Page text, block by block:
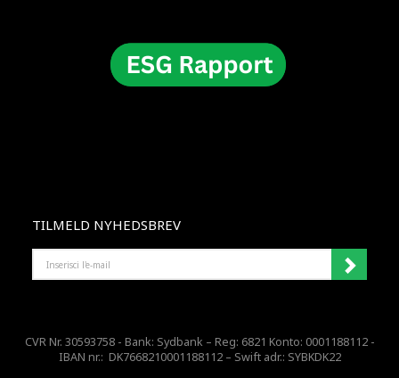
TILMELD NYHEDSBREV
MAIL
CVR Nr. 30593758 - Bank: Sydbank – Reg: 6821 Konto: 0001188112 -
IBAN nr.: DK7668210001188112 – Swift adr.: SYBKDK22